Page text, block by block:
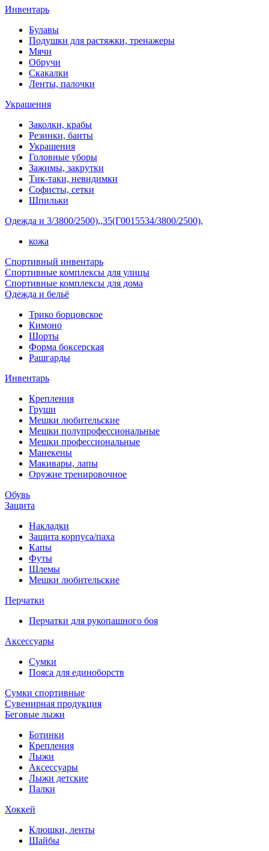
Инвентарь
Булавы
Подушки для растяжки, тренажеры
Мячи
Обручи
Скакалки
Ленты, палочки
Украшения
Заколки, крабы
Резинки, банты
Украшения
Головные уборы
Зажимы, закрутки
Тик-таки, невидимки
Софисты, сетки
Шпильки
Одежда и 3/3800/2500),,35(Г0015534/3800/2500),
кожа
Спортивный инвентарь
Спортивные комплексы для улицы
Спортивные комплексы для дома
Одежда и бельё
Трико борцовское
Кимоно
Шорты
Форма боксерская
Рашгарды
Инвентарь
Крепления
Груши
Мешки любительские
Мешки полупрофессиональные
Мешки профессиональные
Манекены
Макивары, лапы
Оружие тренировочное
Обувь
Защита
Накладки
Защита корпуса/паха
Капы
Футы
Шлемы
Мешки любительские
Перчатки
Перчатки для рукопашного боя
Аксессуары
Сумки
Пояса для единоборств
Сумки спортивные
Сувенирная продукция
Беговые лыжи
Ботинки
Крепления
Лыжи
Аксессуары
Лыжи детские
Палки
Хоккей
Клюшки, ленты
Шайбы